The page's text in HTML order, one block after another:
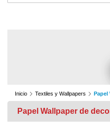
Inicio Textiles y Wallpapers Papel
Papel Wallpaper de